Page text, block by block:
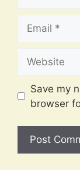
Save my
browser